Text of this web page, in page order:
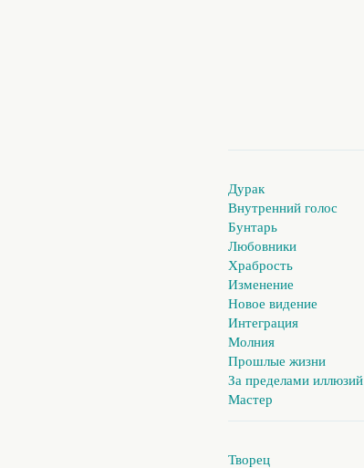
Дурак
Внутренний голос
Бунтарь
Любовники
Храбрость
Изменение
Новое видение
Интеграция
Молния
Прошлые жизни
За пределами иллюзий
Мастер
Творец